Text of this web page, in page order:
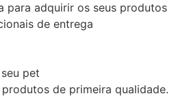
para adquirir os seus produtos
de entrega
pet
de primeira qualidade.